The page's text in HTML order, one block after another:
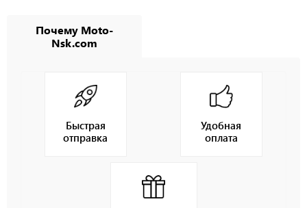
Почему Moto-
Nsk.com
Быстрая
отправка
Удобная
оплата